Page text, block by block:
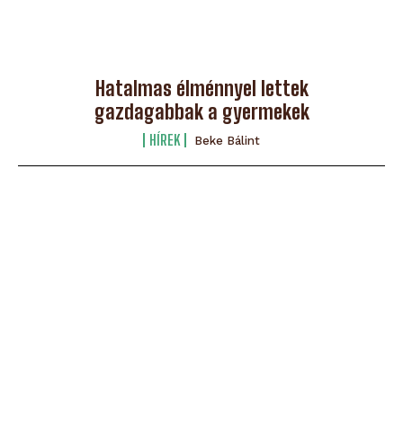
Hatalmas élménnyel lettek
gazdagabbak a gyermekek
HÍREK Beke Bálint